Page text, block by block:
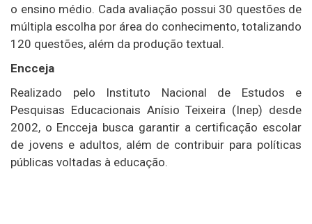
o ensino médio. Cada avaliação possui 30 questões de
múltipla escolha por área do conhecimento, totalizando
120 questões, além da produção textual.
Encceja
Realizado pelo Instituto Nacional de Estudos e
Pesquisas Educacionais Anísio Teixeira (Inep) desde
2002, o Encceja busca garantir a certificação escolar
de jovens e adultos, além de contribuir para políticas
públicas voltadas à educação.